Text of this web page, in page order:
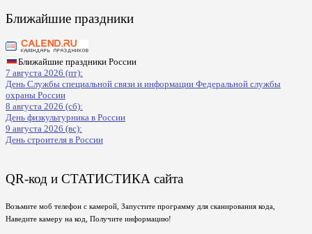
Ближайшие праздники
Ближайшие праздники России
7 августа 2026 (пт):
День Службы специальной связи и информации Федеральной службы
охраны России
8 августа 2026 (сб):
День физкультурника в России
9 августа 2026 (вс):
День строителя в России
QR-код и СТАТИСТИКА сайта
Возьмите моб телефон с камерой, Запустите программу для сканирования кода,
Наведите камеру на код, Получите информацию!